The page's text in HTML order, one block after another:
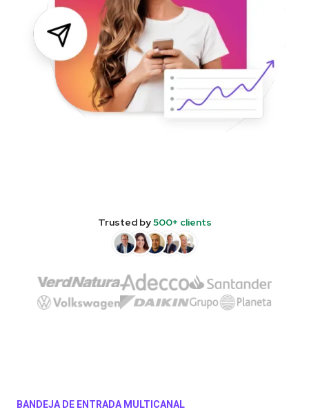
Trusted by500+ clients
BANDEJA DE ENTRADA MULTICANAL